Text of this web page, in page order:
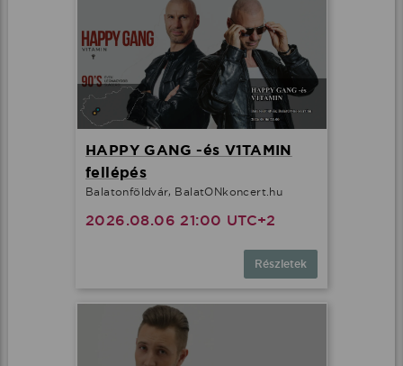
HAPPY GANG -és V1TAMIN
fellépés
Balatonföldvár, BalatONkoncert.hu
2026.08.06 21:00 UTC+2
Részletek